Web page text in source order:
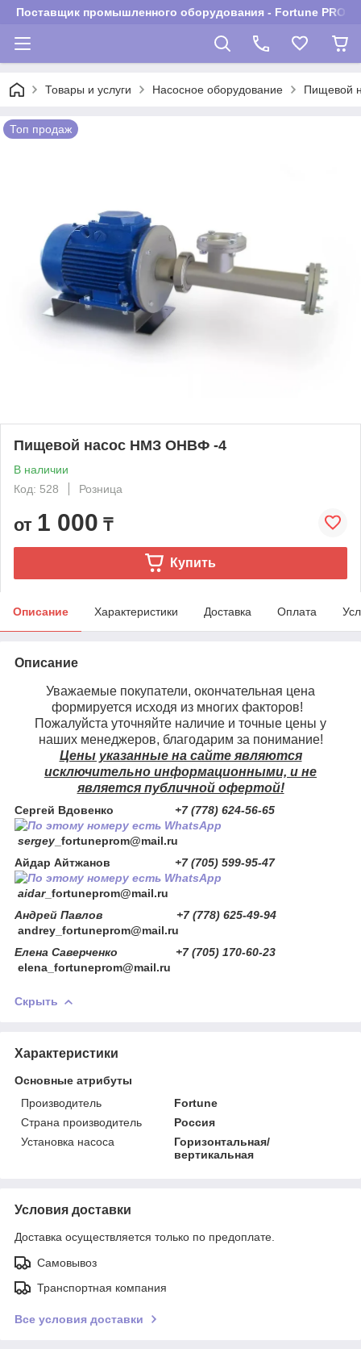
Поставщик промышленного оборудования - Fortune PROM
Товары и услуги Насосное оборудование Пищевой
Топ продаж
Пищевой насос НМЗ ОНВФ -4
В наличии
Код: 528
Розница
от 1 000 ₸
Купить
Описание Характеристики Доставка Оплата
Описание
Уважаемые покупатели, окончательная цена
формируется исходя из многих факторов!
Пожалуйста уточняйте наличие и точные цены у
наших менеджеров, благодарим за понимание!
Цены указанные на сайте являются
исключительно информационными, и не
является публичной офертой!
Сергей Вдовенко +7 (778) 624-56-65
sergey _fortuneprom@mail.ru
Айдар Айтжанов
+7 (705) 599-95-47
aidar_fortuneprom@mail.ru
Андрей Павлов +7 (778) 625-49-94
andrey_fortuneprom@mail.ru
Елена Саверченко +7 (705) 170-60-23
elena_fortuneprom@mail.ru
Скрыть
Характеристики
Основные атрибуты
Производитель
Fortune
Страна производитель
Россия
Установка насоса
Горизонтальная/
вертикальная
Условия доставки
Доставка осуществляется только по предоплате.
Самовывоз
Транспортная компания
Все условия доставки